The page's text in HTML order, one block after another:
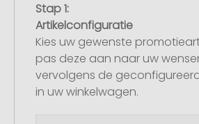
Stap 1:
Artikelconfiguratie
Kies uw gewenste
pas deze aan naar uw
vervolgens de
in uw winkelwagen.